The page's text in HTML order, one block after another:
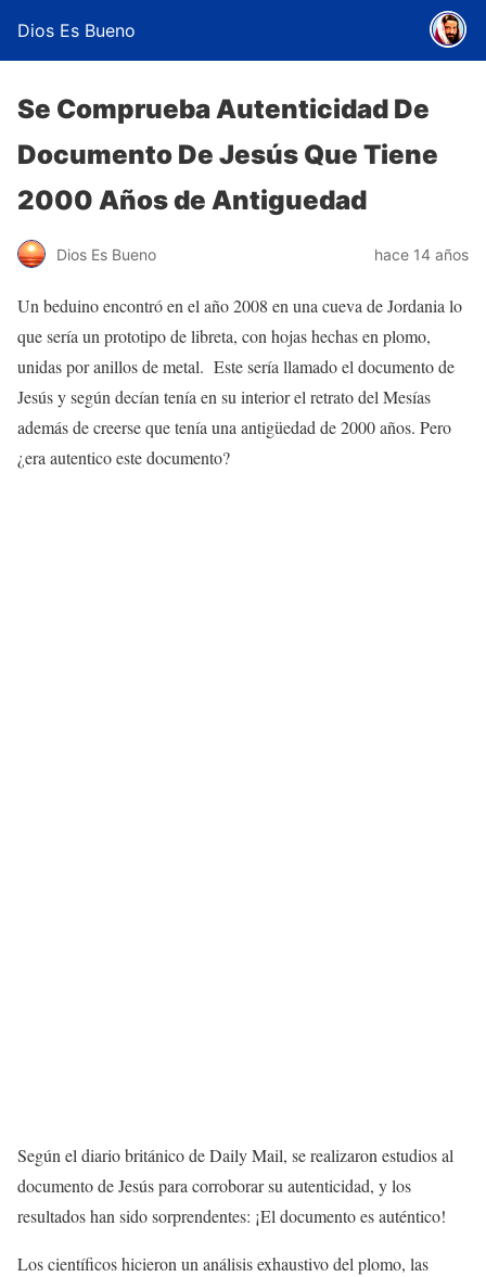
Dios Es Bueno
Se Comprueba Autenticidad De
Documento De Jesús Que Tiene
2000 Años de Antiguedad
Dios Es Bueno hace 14 años
Un beduino encontró en el año 2008 en una cueva de Jordania lo
que sería un prototipo de libreta, con hojas hechas en plomo,
unidas por anillos de metal. Este sería llamado el documento de
Jesús y según decían tenía en su interior el retrato del Mesías
además de creerse que tenía una antigüedad de 2000 años. Pero
¿era autentico este documento?
Según el diario británico de Daily Mail, se realizaron estudios al
documento de Jesús para corroborar su autenticidad, y los
resultados han sido sorprendentes: ¡El documento es auténtico!
Los científicos hicieron un análisis exhaustivo del plomo, las